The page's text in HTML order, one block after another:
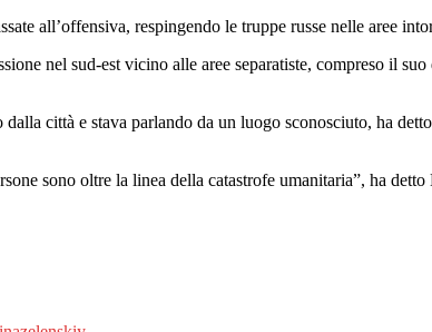
all’offensiva, respingendo le truppe russe nelle aree
nel sud-est vicino alle aree separatiste, compreso il
città e stava parlando da un luogo sconosciuto, ha
sono oltre la linea della catastrofe umanitaria”, ha